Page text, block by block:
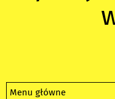
Menu główne